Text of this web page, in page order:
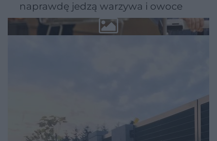
naprawdę jedzą warzywa i owoce